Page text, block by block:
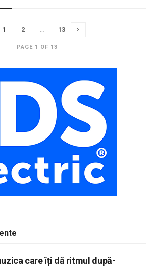
PAGE 1 OF 13
1 2 … 13
care îți dă ritmul după-